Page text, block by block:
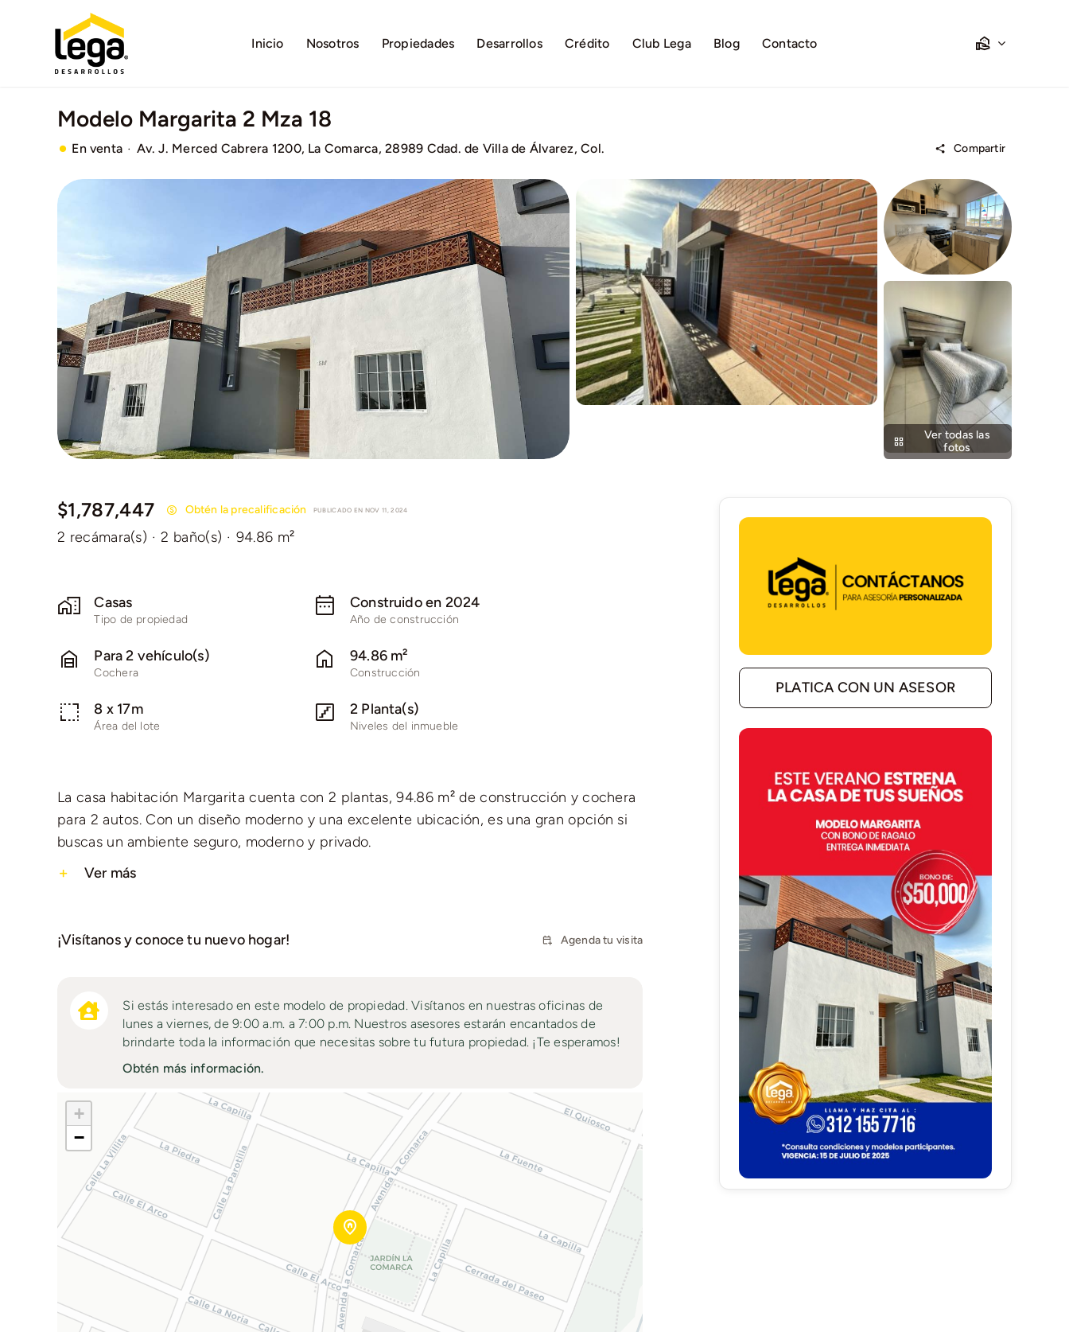
contenido
Inicio Nosotros Propiedades Desarrollos Crédito Club Lega Blog Contacto
Modelo Margarita 2 Mza 18
En venta · Av. J. Merced Cabrera 1200, La Comarca, 28989 Cdad. de Villa de Álvarez, Col. Compartir
Ver todas las
fotos
$1,787,447 Obtén la precalificación PUBLICADO EN NOV 11, 2024
2 recámara(s) · 2 baño(s) · 94.86 m²
Casas
Tipo de propiedad
Construido en 2024
Año de construcción
Para 2 vehículo(s)
Cochera
94.86 m²
Construcción
8 x 17m
Área del lote
2 Planta(s)
Niveles del inmueble
La casa habitación Margarita cuenta con 2 plantas, 94.86 m² de construcción y cochera
para 2 autos. Con un diseño moderno y una excelente ubicación, es una gran opción si
buscas un ambiente seguro, moderno y privado.
Ver más
¡Visítanos y conoce tu nuevo hogar! Agenda tu visita
Si estás interesado en este modelo de propiedad. Visítanos en nuestras oficinas de
lunes a viernes, de 9:00 a.m. a 7:00 p.m. Nuestros asesores estarán encantados de
brindarte toda la información que necesitas sobre tu futura propiedad. ¡Te esperamos!
Obtén más información.
+
−
PLATICA CON UN ASESOR